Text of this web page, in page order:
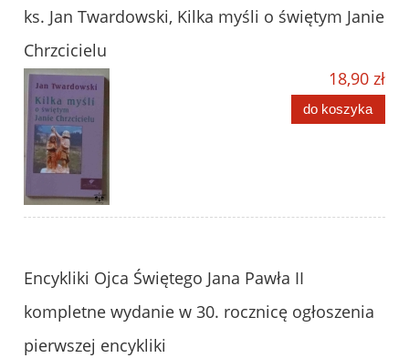
ks. Jan Twardowski, Kilka myśli o świętym Janie
Chrzcicielu
18,90 zł
do koszyka
Encykliki Ojca Świętego Jana Pawła II
kompletne wydanie w 30. rocznicę ogłoszenia
pierwszej encykliki